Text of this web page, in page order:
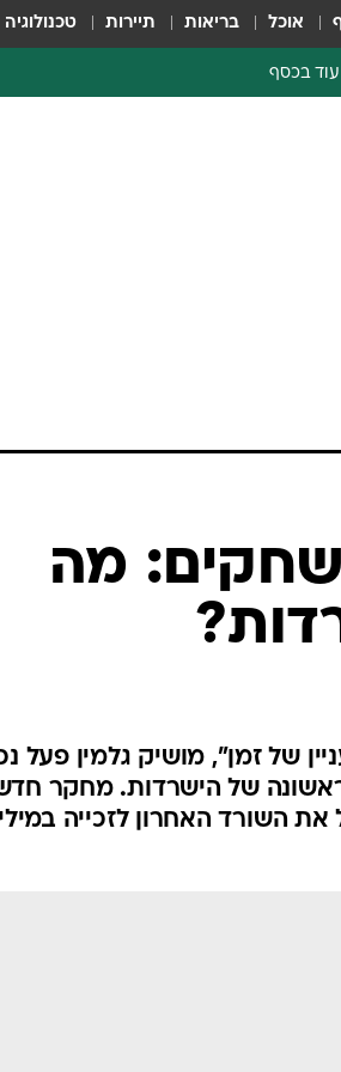
אוכל בריאות תיירות טכנולוגיה
עוד בכסף
מה
של זמן", מושיק גלמין פעל
של הישרדות. מחקר
השורד האחרון לזכייה